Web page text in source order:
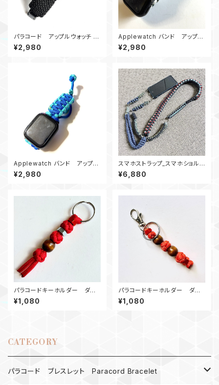
パラコード アップルウォッチ バ
ンド44_Conquistador450_B
Apple Watch
¥2,980
Applewatch バンド アップル
ウォッチ バンド44_シャックル_
キングコブラ_白カモ180
¥2,980
Applewatch バンド アップル
ウォッチ バンド44_KC_青ターコ
イズブルー
¥2,980
スマホストラップ_スマホショルダ
ース_パラコードトラップ_竜使い
_4Ring
¥6,880
パラコードキーホルダー ダイ
ヤモンド_ウッドビーズ_Rナット_
赤
¥1,080
パラコードキーホルダー ダイ
ヤモンド_ウッドビーズ2_Rナット
2_オレンジ
¥1,080
CATEGORY
パラコード ブレスレット Paracord Bracelet